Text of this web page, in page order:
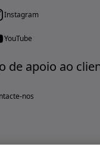
Instagram
YouTube
de apoio ao
nos